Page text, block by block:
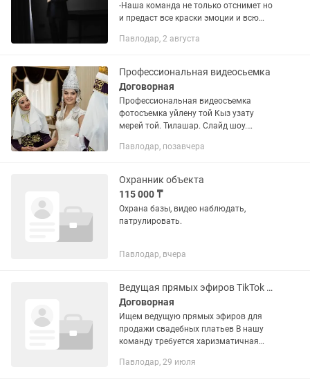
-Наша команда не только отснимет но
и предаст все краски эмоции и всю
экраны При заказе свадебной съемки
Павлодар, 2 августа
Профессиональная видеосьемка
Договорная
Профессиональная видеосъемка
фотосъемка уйлену той Кыз узату
мерей той. Тилашар. Слайд шоу.
Большой опыт работы в данной сфере.
сентября....
Павлодар, позавчера
Охранник объекта
115 000 ₸
Охрана базы, видео наблюдать,
патрулировать.
Павлодар, вчера
Ведущая прямых эфиров TikTok и Instagram в свадебный салон
Договорная
Ищем ведущую прямых эфиров для
продажи свадебных платьев В нашу
команду требуется харизматичная
эфиров в TikTok и/или Instagram. Что
Павлодар, 29 июля